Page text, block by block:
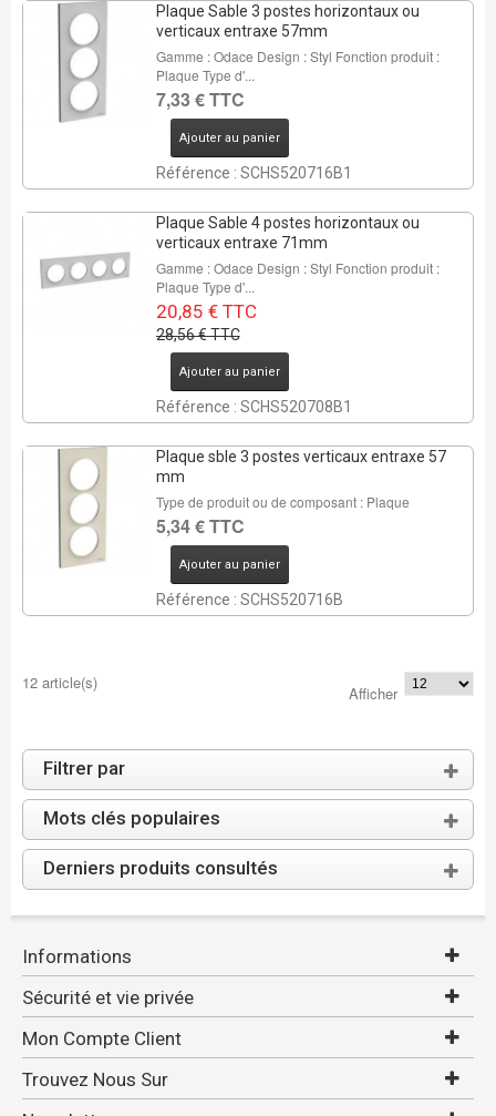
Plaque Sable 3 postes horizontaux ou
verticaux entraxe 57mm
Gamme : Odace Design : Styl Fonction produit :
Plaque Type d'...
7,33 € TTC
Ajouter au panier
Référence : SCHS520716B1
Plaque Sable 4 postes horizontaux ou
verticaux entraxe 71mm
Gamme : Odace Design : Styl Fonction produit :
Plaque Type d'...
20,85 € TTC
28,56 € TTC
Ajouter au panier
Référence : SCHS520708B1
Plaque sble 3 postes verticaux entraxe 57
mm
Type de produit ou de composant : Plaque
5,34 € TTC
Ajouter au panier
Référence : SCHS520716B
12 article(s)
Afficher
Filtrer par
Mots clés populaires
Derniers produits consultés
Informations
Sécurité et vie privée
Mon Compte Client
Trouvez Nous Sur